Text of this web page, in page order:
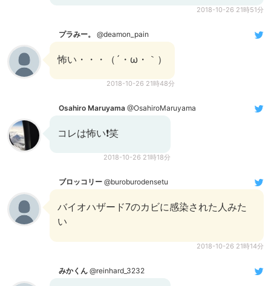
2018-10-26 21時51分
プラみー。 @deamon_pain
怖い・・・（´・ω・｀）
2018-10-26 21時48分
Osahiro Maruyama @OsahiroMaruyama
コレは怖い❗️笑
2018-10-26 21時18分
ブロッコリー @buroburodensetu
バイオハザード7のカビに感染された人みた
い
2018-10-26 21時14分
みかくん @reinhard_3232